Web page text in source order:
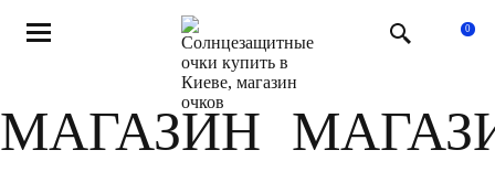
0
Магазин
МАГАЗИН